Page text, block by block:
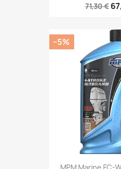
71,30 €
MPM Marine FC-
−5%